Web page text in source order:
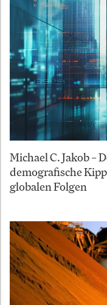
Michael C. Jakob –
demografische
globalen Folgen